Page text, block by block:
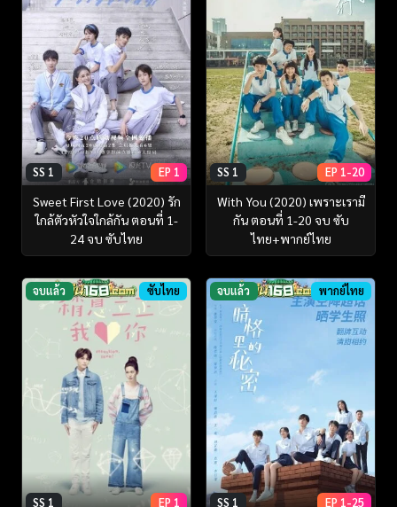
SS 1 EP 1
Sweet First Love (2020) รัก
ใกล้ตัวหัวใจใกล้กัน ตอนที่ 1-
24 จบ ซับไทย
SS 1 EP 1-20
With You (2020) เพราะเรามี
กัน ตอนที่ 1-20 จบ ซับ
ไทย+พากย์ไทย
จบแล้ว ซับไทย
SS 1 EP 1
จบแล้ว พากย์ไทย
SS 1 EP 1-25